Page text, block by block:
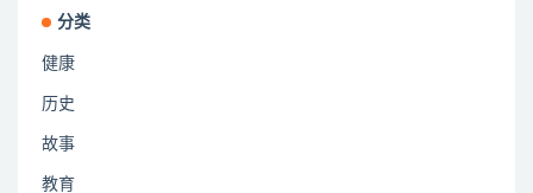
分类
健康
历史
故事
教育